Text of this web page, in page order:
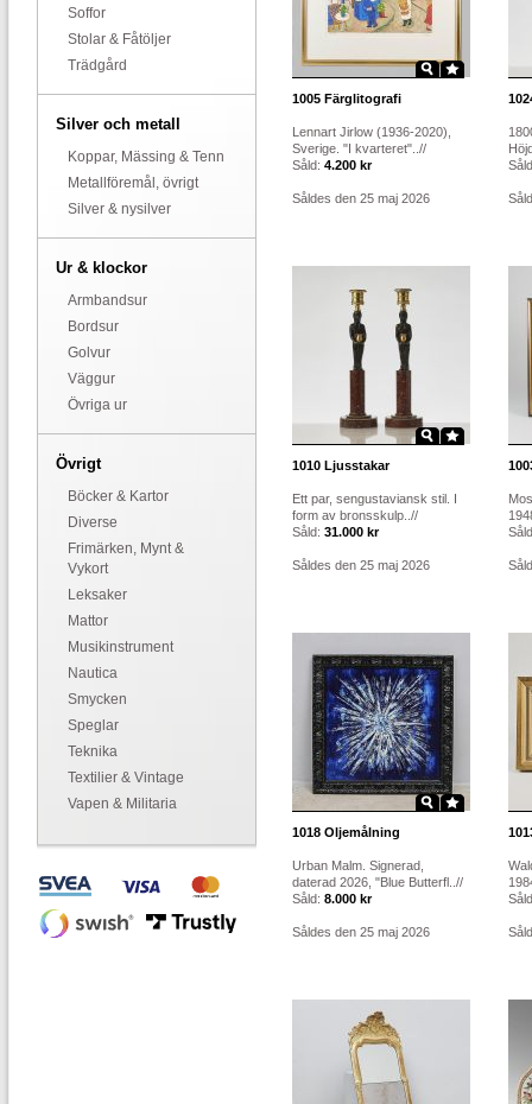
Soffor
Stolar & Fåtöljer
Trädgård
Silver och metall
Koppar, Mässing & Tenn
Metallföremål, övrigt
Silver & nysilver
Ur & klockor
Armbandsur
Bordsur
Golvur
Väggur
Övriga ur
Övrigt
Böcker & Kartor
Diverse
Frimärken, Mynt &
Vykort
Leksaker
Mattor
Musikinstrument
Nautica
Smycken
Speglar
Teknika
Textilier & Vintage
Vapen & Militaria
1005 Färglitografi
Lennart Jirlow (1936-2020),
Sverige. "I kvarteret"..//
Såld: 4.200 kr
Såldes den 25 maj 2026
1010 Ljusstakar
Ett par, sengustaviansk stil. I
form av bronsskulp..//
Såld: 31.000 kr
Såldes den 25 maj 2026
1018 Oljemålning
Urban Malm. Signerad,
daterad 2026, "Blue Butterfl..//
Såld: 8.000 kr
Såldes den 25 maj 2026